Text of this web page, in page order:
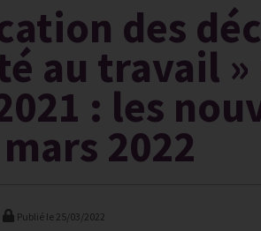
des
au travail »
: les
2022
Publié le 25/03/2022